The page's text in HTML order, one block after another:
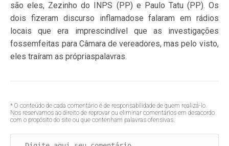
são eles, Zezinho do INPS (PP) e Paulo Tatu (PP). Os
dois fizeram discurso inflamadose falaram em rádios
locais que era imprescindível que as investigações
fossemfeitas para Câmara de vereadores, mas pelo visto,
eles traíram as própriaspalavras.
* O conteúdo de cada comentário é de responsabilidade de quem realizá-lo.
Nos reservamos ao direito de reprovar ou eliminar comentários em desacordo
com o propósito do site ou que contenham palavras ofensivas.